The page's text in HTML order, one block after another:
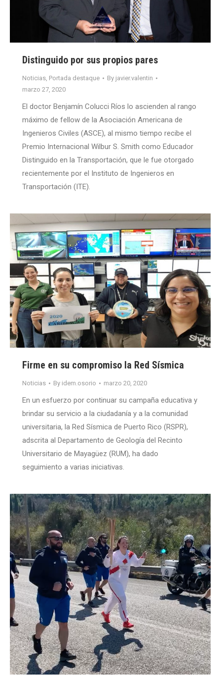
Distinguido por sus propios pares
Noticias, Portada destaque By javier.valentin
marzo 27, 2020
El doctor Benjamín Colucci Ríos lo ascienden al rango
máximo de fellow de la Asociación Americana de
Ingenieros Civiles (ASCE), al mismo tiempo recibe el
Premio Internacional Wilbur S. Smith como Educador
Distinguido en la Transportación, que le fue otorgado
recientemente por el Instituto de Ingenieros en
Transportación (ITE).
Firme en su compromiso la Red Sísmica
Noticias By idem.osorio marzo 20, 2020
En un esfuerzo por continuar su campaña educativa y
brindar su servicio a la ciudadanía y a la comunidad
universitaria, la Red Sísmica de Puerto Rico (RSPR),
adscrita al Departamento de Geología del Recinto
Universitario de Mayagüez (RUM), ha dado
seguimiento a varias iniciativas.